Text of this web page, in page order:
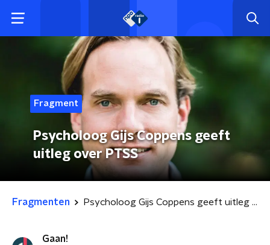
Fragment
Psycholoog Gijs Coppens geeft
uitleg over PTSS
Fragmenten Psycholoog Gijs Coppens geeft uitleg over PTSS
Gaan!